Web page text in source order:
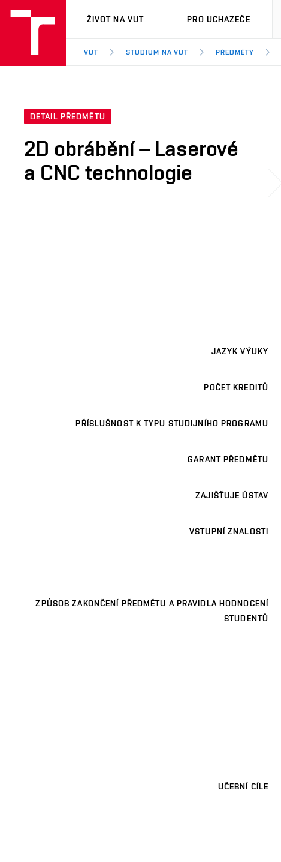
VUT
ŽIVOT NA VUT PRO UCHAZEČE
VUT STUDIUM NA VUT PŘEDMĚTY
DETAIL PŘEDMĚTU
2D obrábění – Laserové
a CNC technologie
JAZYK VÝUKY
POČET KREDITŮ
PŘÍSLUŠNOST K TYPU STUDIJNÍHO PROGRAMU
GARANT PŘEDMĚTU
ZAJIŠŤUJE ÚSTAV
VSTUPNÍ ZNALOSTI
ZPŮSOB ZAKONČENÍ PŘEDMĚTU A PRAVIDLA HODNOCENÍ
STUDENTŮ
UČEBNÍ CÍLE